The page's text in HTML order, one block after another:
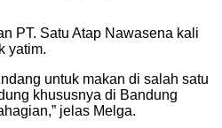
PT. Satu Atap Nawasena kali
yatim.
untuk makan di salah satu
khususnya di Bandung
jelas Melga.